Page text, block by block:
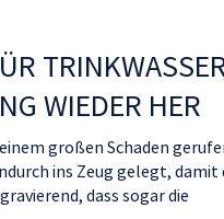
WIEDER HER
großen Schaden
ins Zeug gelegt, damit
dass sogar die